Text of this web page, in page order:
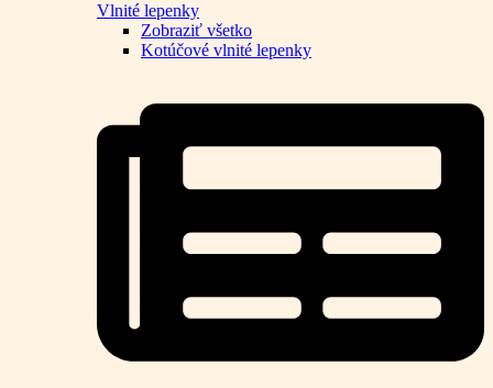
Vlnité lepenky
Zobraziť všetko
Kotúčové vlnité lepenky